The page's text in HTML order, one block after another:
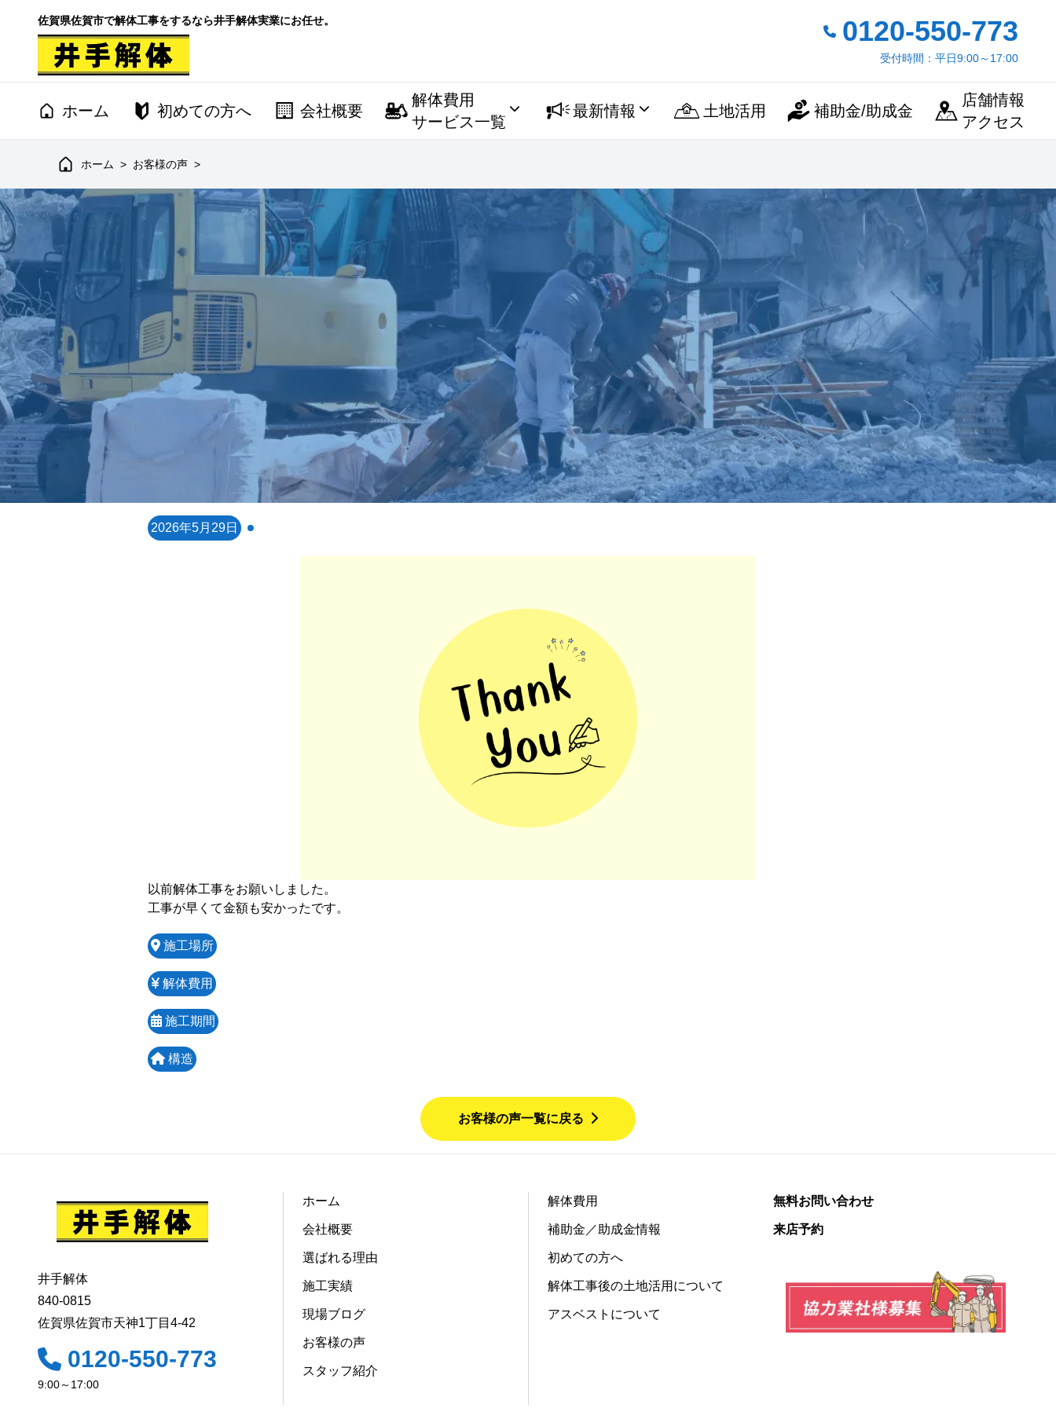
佐賀県佐賀市で解体工事をするなら井手解体実業にお任せ。 0120-550-773
受付時間：平日9:00～17:00
ホーム 初めての方へ 会社概要
解体費用
サービス一覧
最新情報 土地活用 補助金/助成金
店舗情報
アクセス
ホーム > お客様の声 >
2026年5月29日
以前解体工事をお願いしました。
工事が早くて金額も安かったです。
施工場所
解体費用
施工期間
構造
お客様の声一覧に戻る
井手解体
840-0815
佐賀県佐賀市天神1丁目4-42
0120-550-773
9:00～17:00
ホーム
会社概要
選ばれる理由
施工実績
現場ブログ
お客様の声
スタッフ紹介
解体費用
補助金／助成金情報
初めての方へ
解体工事後の土地活用について
アスベストについて
無料お問い合わせ
来店予約